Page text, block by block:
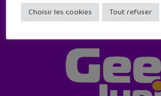
Choisir les cookies Tout refuser